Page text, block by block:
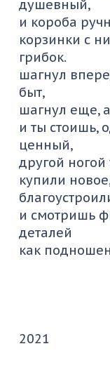
душевный,
и короба
корзинки с
грибок.
шагнул
быт,
шагнул еще,
и ты стоишь,
ценный,
другой
купили
и смотришь
деталей
как
2021